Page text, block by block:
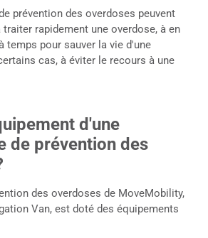
prévention des overdoses peuvent
rapidement une overdose, à en
temps pour sauver la vie d'une
cas, à éviter le recours à une
d'une
de prévention des
des overdoses de MoveMobility,
Van, est doté des équipements